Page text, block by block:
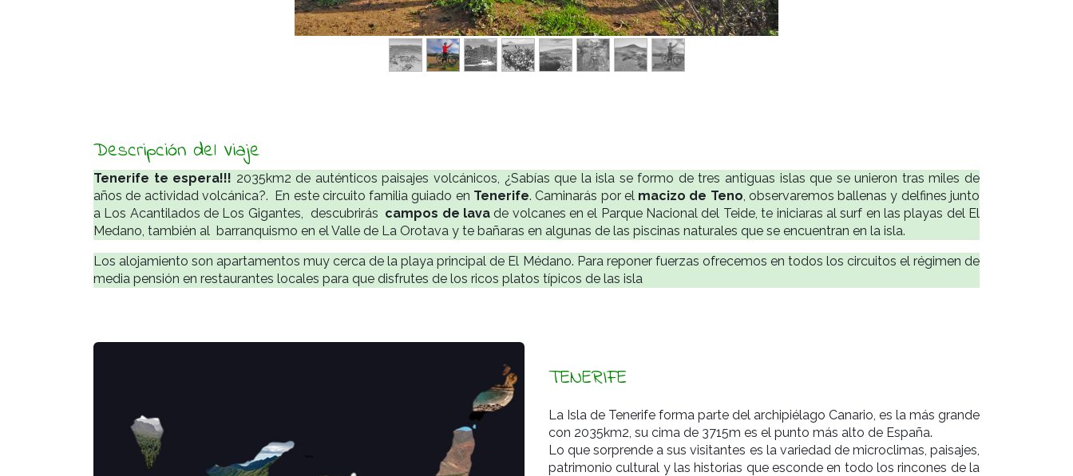
Descripción del Viaje
Tenerife te espera!!! 2035km2 de auténticos paisajes volcánicos, ¿Sabías que la isla se formo de tres antiguas islas que se unieron tras miles de
años de actividad volcánica?. En este circuito familia guiado en Tenerife. Caminarás por el macizo de Teno , observaremos ballenas y delfines junto
a Los Acantilados de Los Gigantes, descubrirás campos de lavade volcanes en el Parque Nacional del Teide, te iniciaras al surf en las playas del El
Medano, también al barranquismo en el Valle de La Orotava y te bañaras en algunas de las piscinas naturales que se encuentran en la isla.
Los alojamiento son apartamentos muy cerca de la playa principal de El Médano. Para reponer fuerzas ofrecemos en todos los circuitos el régimen de
media pensión en restaurantes locales para que disfrutes de los ricos platos típicos de las isla
TENERIFE
La Isla de Tenerife forma parte del archipiélago Canario, es la más grande
con 2035km2, su cima de 3715m es el punto más alto de España.
Lo que sorprende a sus visitantes es la variedad de microclimas, paisajes,
patrimonio cultural y las historias que esconde en todo los rincones de la